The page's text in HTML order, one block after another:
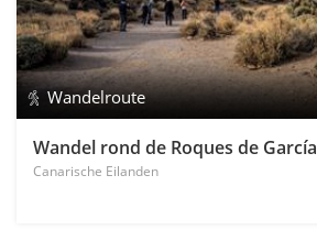
Wandelroute
Wandel rond de Roques de García
Canarische Eilanden